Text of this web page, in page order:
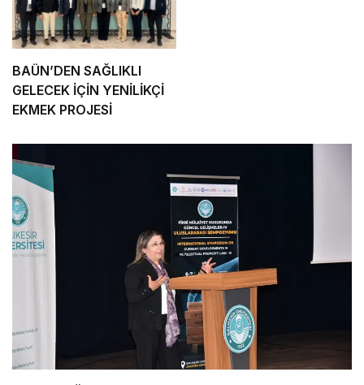
BAÜN’DEN SAĞLIKLI
GELECEK İÇİN YENİLİKÇİ
EKMEK PROJESİ